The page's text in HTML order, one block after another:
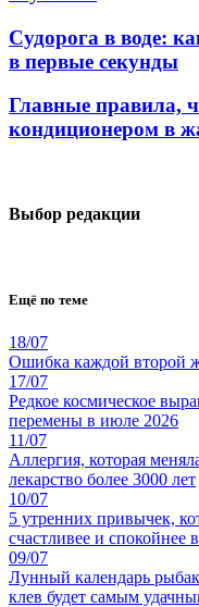
Судорога в воде:
в первые секунды
Главные правила,
кондиционером в
Выбор редакции
Ещё по теме
18/07
Ошибка каждой второй
17/07
Редкое космическое
перемены в июле 2026
11/07
Аллергия, которая
лекарство более 3000 лет
10/07
5 утренних привычек,
счастливее и спокойнее
09/07
Лунный календарь
клев будет самым